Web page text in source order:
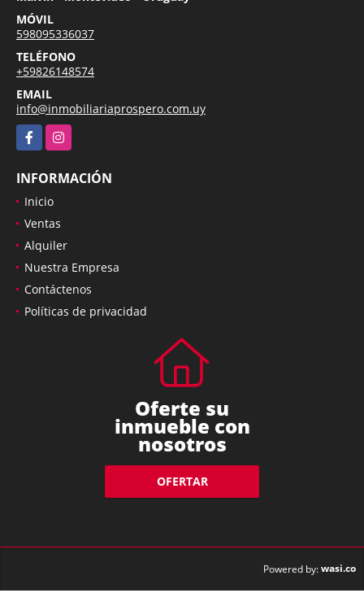
MÓVIL
598095336037
TELÉFONO
+59826148574
EMAIL
info@inmobiliariaprospero.com.uy
FacebookInstagram
INFORMACIÓN
Inicio
Ventas
Alquiler
Nuestra Empresa
Contáctenos
Políticas de privacidad
Oferte su
inmueble con
nosotros
OFERTAR
Powered by:wasi.co